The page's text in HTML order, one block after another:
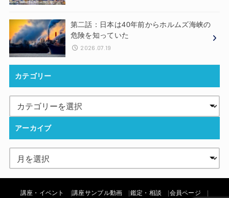
第二話：日本は40年前からホルムズ海峡の
危険を知っていた
2026.07.19
カテゴリー
アーカイブ
講座・イベント 講座サンプル動画 鑑定・相談 会員ページ